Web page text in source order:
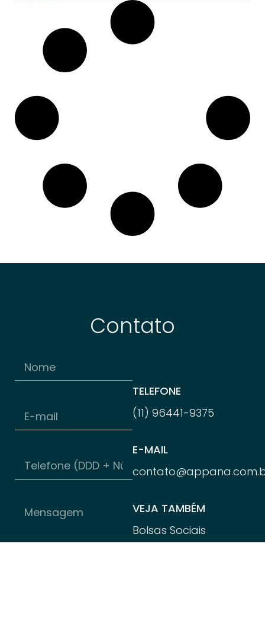
Contato
TELEFONE
(11) 96441-9375
E-MAIL
VEJA TAMBÉM
Bolsas Sociais